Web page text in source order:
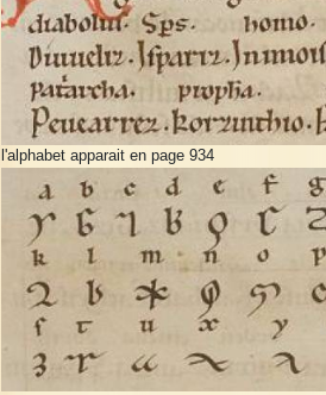
l'alphabet apparait en page 934